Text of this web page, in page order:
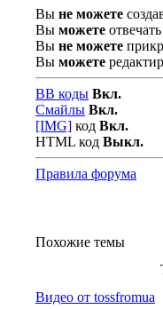
Вы не можете
Вы можете
Вы не можете
Вы можете
BB коды Вкл.
Смайлы Вкл.
[IMG] код Вкл.
HTML код Выкл.
Правила форума
Похожие темы
Видео от tossfromua